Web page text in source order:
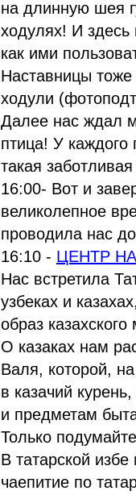
на длинную шея
ходулях! И
как ими
Наставницы
ходули
Далее нас ждал
птица! У каждого
такая
16:00- Вот и
великолепное
проводила нас
16:10 - ЦЕНТР
Нас встретила
узбеках и
образ
О казаках нам
Валя, которой,
в казачий
и предметам
Только
В татарской
чаепитие по